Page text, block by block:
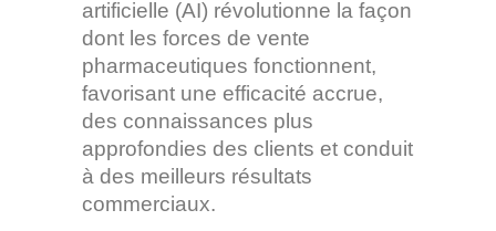
artificielle (AI) révolutionne la façon
dont les forces de vente
pharmaceutiques fonctionnent,
favorisant une efficacité accrue,
des connaissances plus
approfondies des clients et conduit
à des meilleurs résultats
commerciaux.